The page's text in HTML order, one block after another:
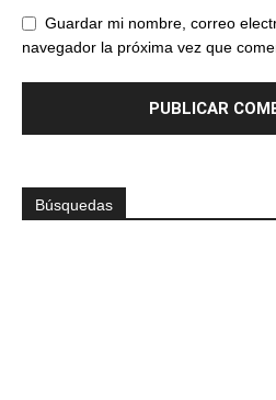
Guardar mi nombre, correo
navegador la próxima vez que
Búsquedas